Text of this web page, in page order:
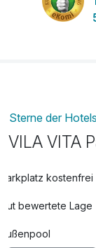
Sterne der
VILA VITA
Parkplatz kostenfrei
Gut bewertete Lage
Außenpool